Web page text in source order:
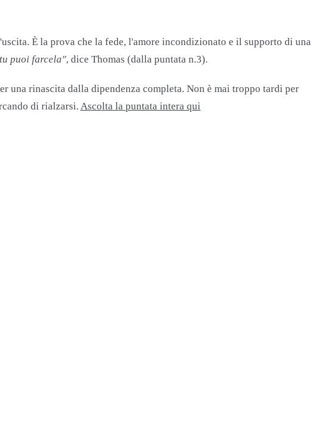
È la prova che la fede, l'amore incondizionato e il supporto di una
puoi farcela", dice Thomas​ (dalla puntata n.3).
rinascita dalla dipendenza completa. Non è mai troppo tardi per
di rialzarsi. Ascolta la puntata intera qui